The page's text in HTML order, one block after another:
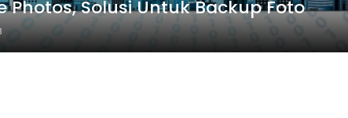
Photos, Solusi Untuk Backup Foto